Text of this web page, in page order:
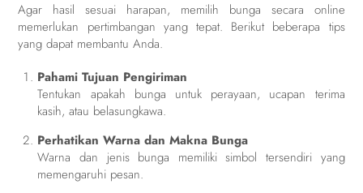
Agar hasil sesuai harapan, memilih bunga secara online
memerlukan pertimbangan yang tepat. Berikut beberapa tips
yang dapat membantu Anda.
Pahami Tujuan Pengiriman
Tentukan apakah bunga untuk perayaan, ucapan terima
kasih, atau belasungkawa.
Perhatikan Warna dan Makna Bunga
Warna dan jenis bunga memiliki simbol tersendiri yang
memengaruhi pesan.